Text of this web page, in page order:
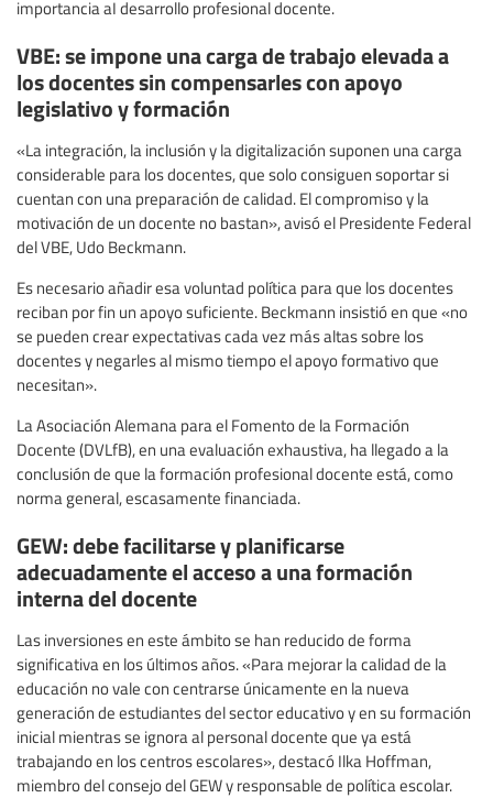
importancia aI desarrollo profesional docente.
VBE: se impone una carga de trabajo elevada a
los docentes sin compensarles con apoyo
legislativo y formación
«La integración, la inclusión y la digitalización suponen una carga
considerable para los docentes, que solo consiguen soportar si
cuentan con una preparación de calidad. El compromiso y la
motivación de un docente no bastan», avisó el Presidente Federal
del VBE, Udo Beckmann.
Es necesario añadir esa voluntad política para que los docentes
reciban por fin un apoyo suficiente. Beckmann insistió en que «no
se pueden crear expectativas cada vez más altas sobre los
docentes y negarles al mismo tiempo el apoyo formativo que
necesitan».
La Asociación Alemana para el Fomento de la Formación
Docente (DVLfB), en una evaluación exhaustiva, ha llegado a la
conclusión de que la formación profesional docente está, como
norma general, escasamente financiada.
GEW: debe facilitarse y planificarse
adecuadamente el acceso a una formación
interna del docente
Las inversiones en este ámbito se han reducido de forma
significativa en los últimos años. «Para mejorar la calidad de la
educación no vale con centrarse únicamente en la nueva
generación de estudiantes del sector educativo y en su formación
inicial mientras se ignora al personal docente que ya está
trabajando en los centros escolares», destacó Ilka Hoffman,
miembro del consejo del GEW y responsable de política escolar.